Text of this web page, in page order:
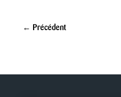
← Précédent